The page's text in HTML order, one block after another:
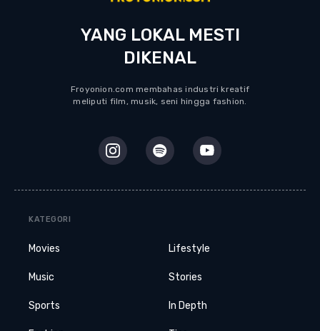
KATEGORI
Movies
Music
Sports
Lifestyle
Stories
In Depth
YANG LOKAL MESTI
DIKENAL
Froyonion.com membahas industri kreatif
meliputi film, musik, seni hingga fashion.